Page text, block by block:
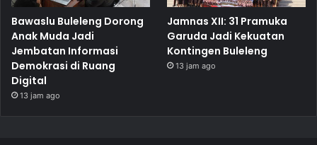
Bawaslu Buleleng Dorong
Anak Muda Jadi
Jembatan Informasi
Demokrasi di Ruang
Digital
13 jam ago
Jamnas XII: 31 Pramuka
Garuda Jadi Kekuatan
Kontingen Buleleng
13 jam ago